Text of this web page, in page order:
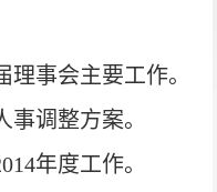
理事会主要工作。
调整方案。
年度工作。